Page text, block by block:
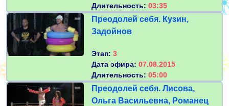
Длительность: 03:35
Преодолей себя. Кузин,
Задойнов
Этап: 3
Дата эфира: 07.08.2015
Длительность: 05:00
Преодолей себя. Лисова,
Ольга Васильевна, Романец